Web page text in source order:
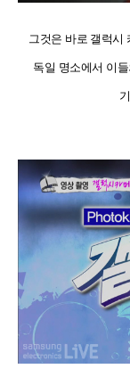
그것은 바로 갤럭시
독일 명소에서 이